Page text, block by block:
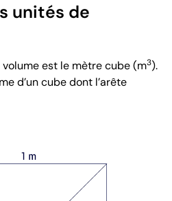
unités de
est le mètre cube (m3).
d’un cube dont l’arête